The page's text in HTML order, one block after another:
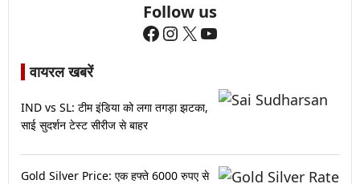
Follow us
Facebook
Instagram
X YouTube
वायरल खबरें
IND vs SL: टीम इंडिया को लगा तगड़ा झटका,
साई सुदर्शन टेस्ट सीरीज से बाहर
Gold Silver Price: एक हफ्ते 6000 रुपए से